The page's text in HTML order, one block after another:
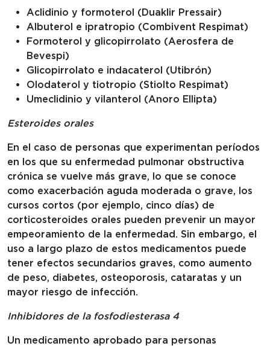
Aclidinio y formoterol (Duaklir Pressair)
Albuterol e ipratropio (Combivent Respimat)
Formoterol y glicopirrolato (Aerosfera de
Bevespi)
Glicopirrolato e indacaterol (Utibrón)
Olodaterol y tiotropio (Stiolto Respimat)
Umeclidinio y vilanterol (Anoro Ellipta)
Esteroides orales
En el caso de personas que experimentan períodos
en los que su enfermedad pulmonar obstructiva
crónica se vuelve más grave, lo que se conoce
como exacerbación aguda moderada o grave, los
cursos cortos (por ejemplo, cinco días) de
corticosteroides orales pueden prevenir un mayor
empeoramiento de la enfermedad. Sin embargo, el
uso a largo plazo de estos medicamentos puede
tener efectos secundarios graves, como aumento
de peso, diabetes, osteoporosis, cataratas y un
mayor riesgo de infección.
Inhibidores de la fosfodiesterasa 4
Un medicamento aprobado para personas